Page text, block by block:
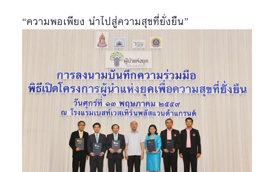
“ความพอเพียง นำไปสู่ความสุขที่ยั่งยืน”